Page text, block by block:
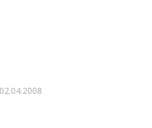
02.04.2008